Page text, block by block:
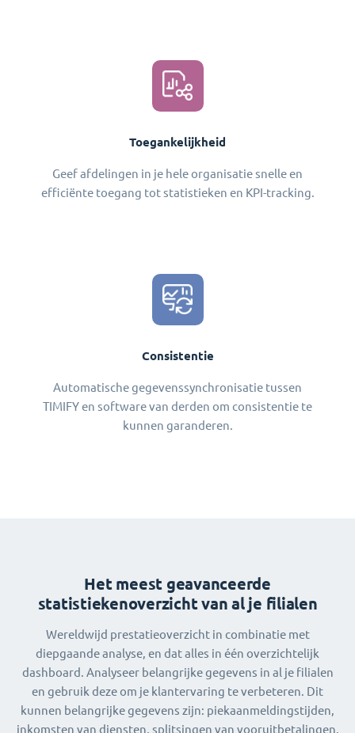
Toegankelijkheid
Geef afdelingen in je hele organisatie snelle en
efficiënte toegang tot statistieken en KPI-tracking.
Consistentie
Automatische gegevenssynchronisatie tussen
TIMIFY en software van derden om consistentie te
kunnen garanderen.
Het meest geavanceerde
statistiekenoverzicht van al je filialen
Wereldwijd prestatieoverzicht in combinatie met
diepgaande analyse, en dat alles in één overzichtelijk
dashboard. Analyseer belangrijke gegevens in al je filialen
en gebruik deze om je klantervaring te verbeteren. Dit
kunnen belangrijke gegevens zijn: piekaanmeldingstijden,
inkomsten van diensten, splitsingen van vooruitbetalingen,